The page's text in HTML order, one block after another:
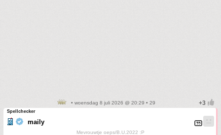
• woensdag 8 juli 2026 @ 20:29 • 29
Spellchecker
maily
Mevrouwtje oeps/B.U.2022 :P